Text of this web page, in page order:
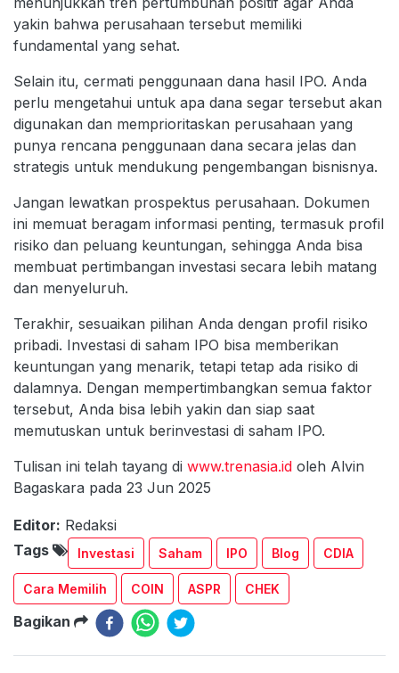
yakin bahwa perusahaan tersebut memiliki
fundamental yang sehat.
Selain itu, cermati penggunaan dana hasil IPO. Anda
perlu mengetahui untuk apa dana segar tersebut akan
digunakan dan memprioritaskan perusahaan yang
punya rencana penggunaan dana secara jelas dan
strategis untuk mendukung pengembangan bisnisnya.
Jangan lewatkan prospektus perusahaan. Dokumen
ini memuat beragam informasi penting, termasuk profil
risiko dan peluang keuntungan, sehingga Anda bisa
membuat pertimbangan investasi secara lebih matang
dan menyeluruh.
Terakhir, sesuaikan pilihan Anda dengan profil risiko
pribadi. Investasi di saham IPO bisa memberikan
keuntungan yang menarik, tetapi tetap ada risiko di
dalamnya. Dengan mempertimbangkan semua faktor
tersebut, Anda bisa lebih yakin dan siap saat
memutuskan untuk berinvestasi di saham IPO.
Tulisan ini telah tayang di www.trenasia.id oleh Alvin
Bagaskara pada 23 Jun 2025
Editor: Redaksi
Tags
Investasi Saham IPO Blog CDIA
Cara Memilih COIN ASPR CHEK
Bagikan